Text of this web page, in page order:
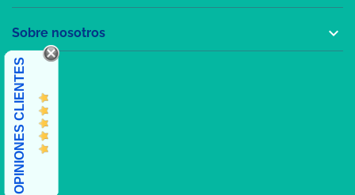
Sobre nosotros 
OPINIONES CLIENTES